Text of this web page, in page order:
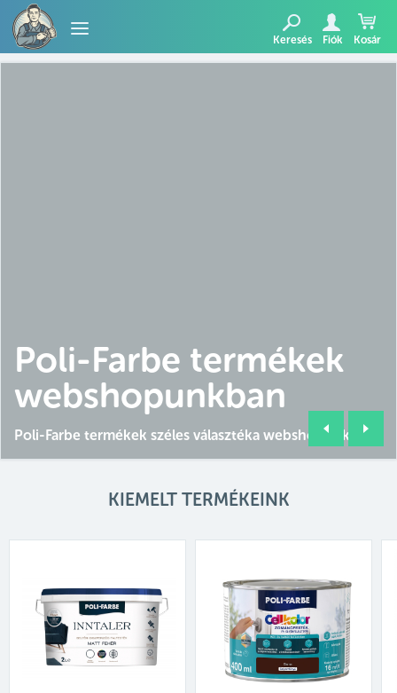
Keresés Fiók Kosár
Poli-Farbe termékek
webshopunkban
Poli-Farbe termékek széles választéka webshopunkban
KIEMELT TERMÉKEINK